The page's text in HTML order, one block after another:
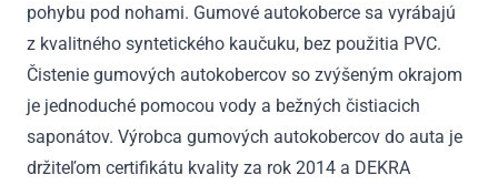
pohybu pod nohami. Gumové autokoberce sa vyrábajú
z kvalitného syntetického kaučuku, bez použitia PVC.
Čistenie gumových autokobercov so zvýšeným okrajom
je jednoduché pomocou vody a bežných čistiacich
saponátov. Výrobca gumových autokobercov do auta je
držiteľom certifikátu kvality za rok 2014 a DEKRA